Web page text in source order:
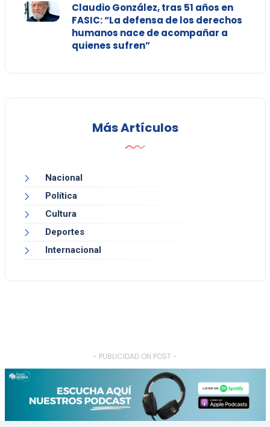
Claudio González, tras 51 años en
FASIC: “La defensa de los derechos
humanos nace de acompañar a
quienes sufren”
Más Artículos
Nacional
Política
Cultura
Deportes
Internacional
- PUBLICIDAD ON POST -